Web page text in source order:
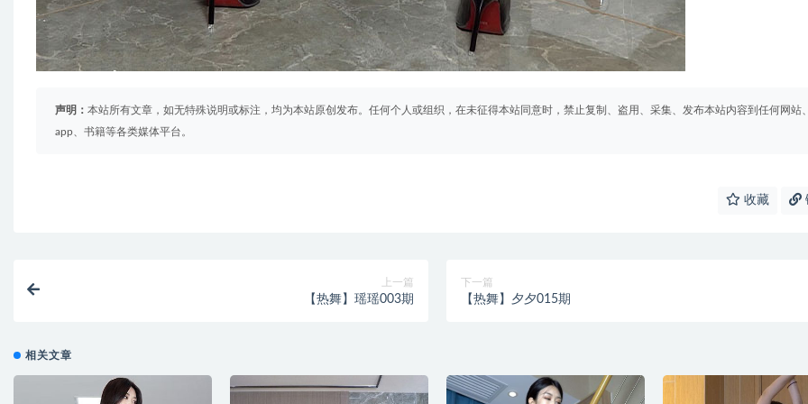
声明： 本站所有文章，如无特殊说明或标注，均为本站原创发布。任何个人或组织，在未征得本站同意时，禁止复制、盗用、采集、发布本站内容到任何网站
app、书籍等各类媒体平台。
收藏
上一篇
【热舞】瑶瑶003期
下一篇
【热舞】夕夕015期
相关文章